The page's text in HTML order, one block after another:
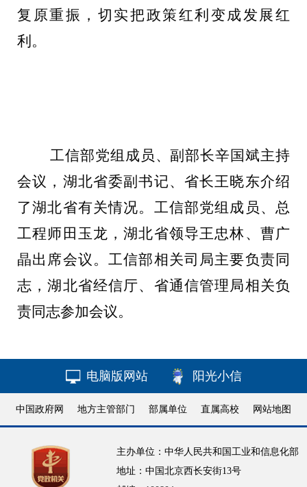
复原重振，切实把政策红利变成发展红
利。
工信部党组成员、副部长辛国斌主持
会议，湖北省委副书记、省长王晓东介绍
了湖北省有关情况。工信部党组成员、总
工程师田玉龙，湖北省领导王忠林、曹广
晶出席会议。工信部相关司局主要负责同
志，湖北省经信厅、省通信管理局相关负
责同志参加会议。
电脑版网站 阳光小信
中国政府网 地方主管部门 部属单位 直属高校 网站地图
主办单位：中华人民共和国工业和信息化部
地址：中国北京西长安街13号